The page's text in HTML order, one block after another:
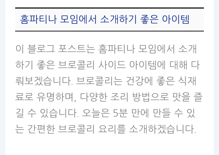
홈파티나 모임에서 소개하기 좋은 아이템
이 블로그 포스트는 홈파티나 모임에서 소개
하기 좋은 브로콜리 사이드 아이템에 대해 다
뤄보겠습니다. 브로콜리는 건강에 좋은 식재
료로 유명하며, 다양한 조리 방법으로 맛을 즐
길 수 있습니다. 오늘은 5분 만에 만들 수 있
는 간편한 브로콜리 요리를 소개하겠습니다.